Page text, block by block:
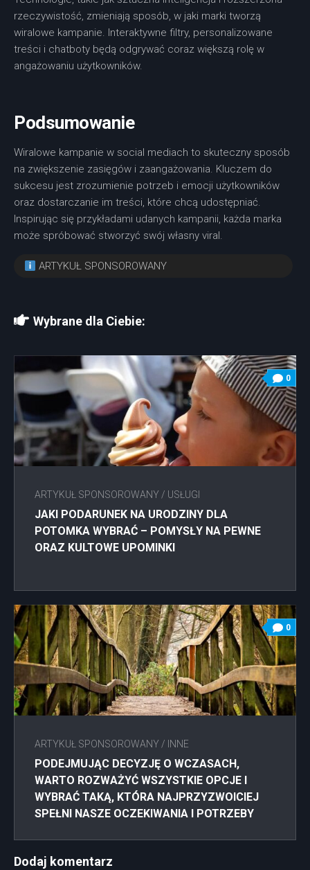
rzeczywistość, zmieniają sposób, w jaki marki tworzą
wiralowe kampanie. Interaktywne filtry, personalizowane
treści i chatboty będą odgrywać coraz większą rolę w
angażowaniu użytkowników.
Podsumowanie
Wiralowe kampanie w social mediach to skuteczny sposób
na zwiększenie zasięgów i zaangażowania. Kluczem do
sukcesu jest zrozumienie potrzeb i emocji użytkowników
oraz dostarczanie im treści, które chcą udostępniać.
Inspirując się przykładami udanych kampanii, każda marka
może spróbować stworzyć swój własny viral.
ARTYKUŁ SPONSOROWANY
Wybrane dla Ciebie:
0
ARTYKUŁ SPONSOROWANY / USŁUGI
JAKI PODARUNEK NA URODZINY DLA
POTOMKA WYBRAĆ – POMYSŁY NA PEWNE
ORAZ KULTOWE UPOMINKI
0
ARTYKUŁ SPONSOROWANY / INNE
PODEJMUJĄC DECYZJĘ O WCZASACH,
WARTO ROZWAŻYĆ WSZYSTKIE OPCJE I
WYBRAĆ TAKĄ, KTÓRA NAJPRZYZWOICIEJ
SPEŁNI NASZE OCZEKIWANIA I POTRZEBY
Dodaj komentarz